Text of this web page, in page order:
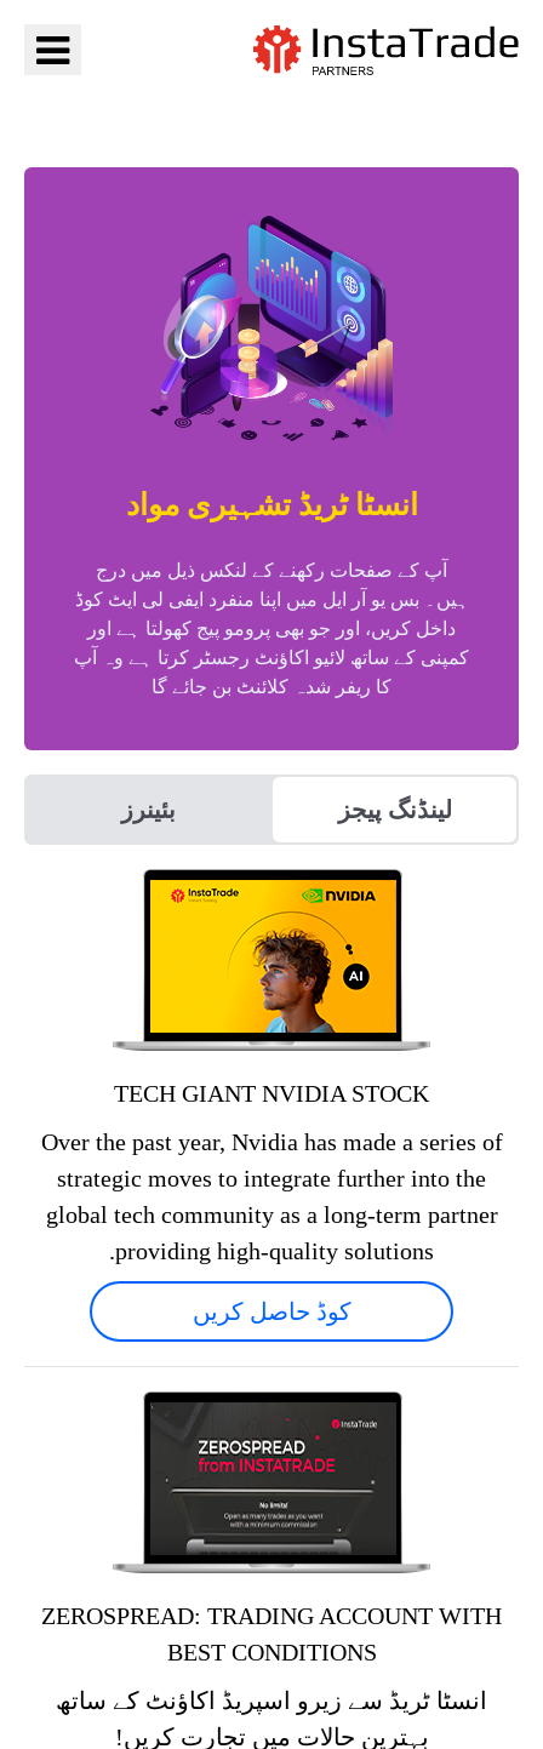
انسٹا ٹریڈ تشہیری مواد
آپ کے صفحات رکھنے کے لنکس ذیل میں درج
ہیں۔ بس یو آر ایل میں اپنا منفرد ایفی لی ایٹ کوڈ
داخل کریں، اور جو بھی پرومو پیج کھولتا ہے اور
کمپنی کے ساتھ لائیو اکاؤنٹ رجسٹر کرتا ہے وہ آپ
کا ریفر شدہ کلائنٹ بن جائے گا
لینڈنگ پیجز بئینرز
TECH GIANT NVIDIA STOCK
Over the past year, Nvidia has made a series of
strategic moves to integrate further into the
global tech community as a long-term partner
providing high-quality solutions.
کوڈ حاصل کریں
ZEROSPREAD: TRADING ACCOUNT WITH
BEST CONDITIONS
انسٹا ٹریڈ سے زیرو اسپریڈ اکاؤنٹ کے ساتھ
بہترین حالات میں تجارت کریں!